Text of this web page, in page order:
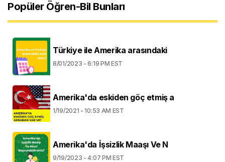
Popüler Öğren-Bil Bunları
Türkiye ile Amerika arasındaki
8/01/2023 - 6:19 PM EST
Amerika'da eskiden göç etmiş a
1/19/2021 - 10:53 AM EST
Amerika'da İşsizlik Maaşı Ve N
9/19/2023 - 4:07 PM EST